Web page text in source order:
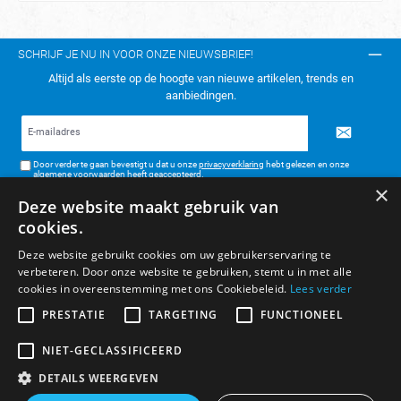
SCHRIJF JE NU IN VOOR ONZE NIEUWSBRIEF!
Altijd als eerste op de hoogte van nieuwe artikelen, trends en
aanbiedingen.
Door verder te gaan bevestigt u dat u onzeprivacyverklaring hebt gelezen en onze
algemene voorwaarden heeft geaccepteerd.
TELEFONISCH CONTACT:
ALGEMENE INFORMATIE
BETAAL- & VERZENDMETHODEN
×
Deze website maakt gebruik van
cookies.
Deze website gebruikt cookies om uw gebruikerservaring te
verbeteren. Door onze website te gebruiken, stemt u in met alle
cookies in overeenstemming met ons Cookiebeleid. Lees verder
PRESTATIE
TARGETING FUNCTIONEEL
NIET-GECLASSIFICEERD
DETAILS WEERGEVEN